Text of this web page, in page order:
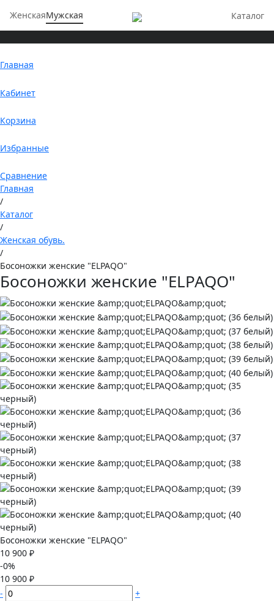
ЖенскаяМужская Каталог
Главная
Кабинет
Корзина
Избранные
Сравнение
Главная
/
Каталог
/
Женская обувь.
/
Босоножки женские "ELPAQO"
Босоножки женские "ELPAQO"
Босоножки женские "ELPAQO"
10 900 ₽
-0%
10 900 ₽
-
+